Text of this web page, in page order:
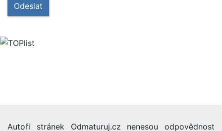
Odeslat
Autoři stránek Odmaturuj.cz nenesou odpovědnost